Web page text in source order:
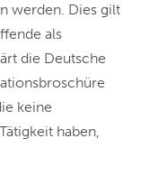
werden. Dies gilt
als
die Deutsche
keine
haben,